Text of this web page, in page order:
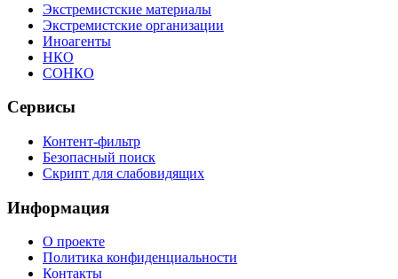
Экстремистские материалы
Экстремистские организации
Иноагенты
НКО
СОНКО
Сервисы
Контент-фильтр
Безопасный поиск
Скрипт для слабовидящих
Информация
О проекте
Политика конфиденциальности
Контакты